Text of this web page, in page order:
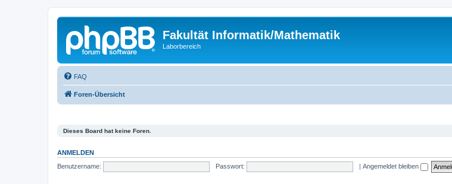
Fakultät Informatik/Mathematik
Laborbereich
FAQ
Foren-Übersicht
Dieses Board hat keine Foren.
ANMELDEN
Benutzername:
Passwort: | Angemeldet bleiben